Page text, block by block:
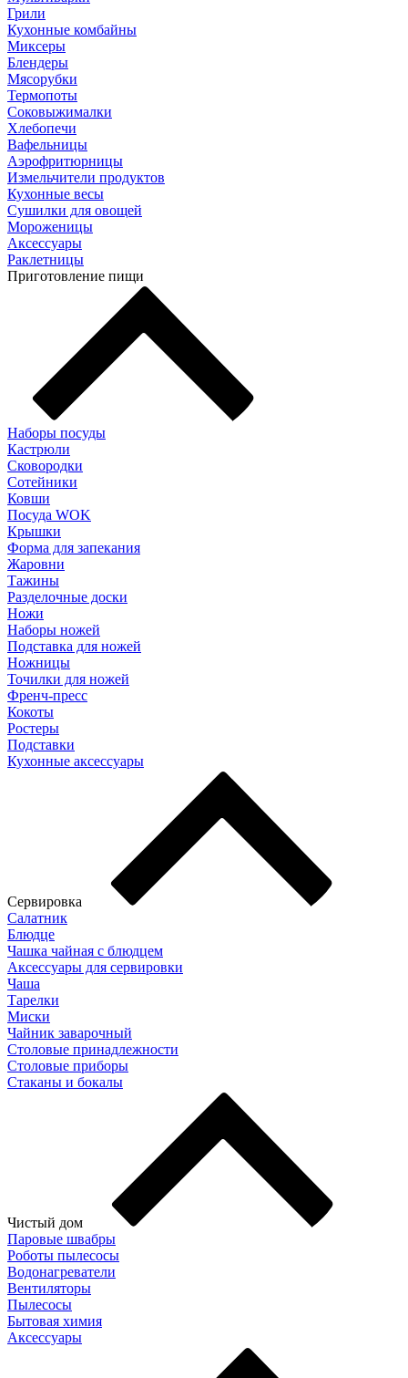
Грили
Кухонные комбайны
Mиксеры
Блендеры
Мясорубки
Термопоты
Соковыжималки
Хлебопечи
Вафельницы
Аэрофритюрницы
Измельчители продуктов
Кухонные весы
Сушилки для овощей
Мороженицы
Аксессуары
Раклетницы
Приготовление пищи
Наборы посуды
Кастрюли
Сковородки
Сотейники
Ковши
Посуда WOK
Крышки
Форма для запекания
Жаровни
Тажины
Разделочные доски
Ножи
Наборы ножей
Подставка для ножей
Ножницы
Точилки для ножей
Френч-пресс
Кокоты
Ростеры
Подставки
Кухонные аксессуары
Сервировка
Салатник
Блюдце
Чашка чайная с блюдцем
Аксессуары для сервировки
Чаша
Тарелки
Миски
Чайник заварочный
Столовые принадлежности
Столовые приборы
Стаканы и бокалы
Чистый дом
Паровые швабры
Роботы пылесосы
Водонагреватели
Вентиляторы
Пылесосы
Бытовая химия
Аксессуары